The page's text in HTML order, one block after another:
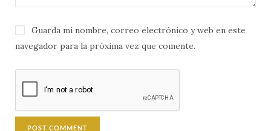
Guarda mi nombre, correo electrónico y web en este
navegador para la próxima vez que comente.